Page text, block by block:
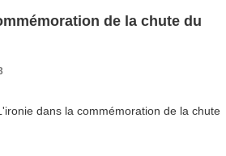
de la chute du